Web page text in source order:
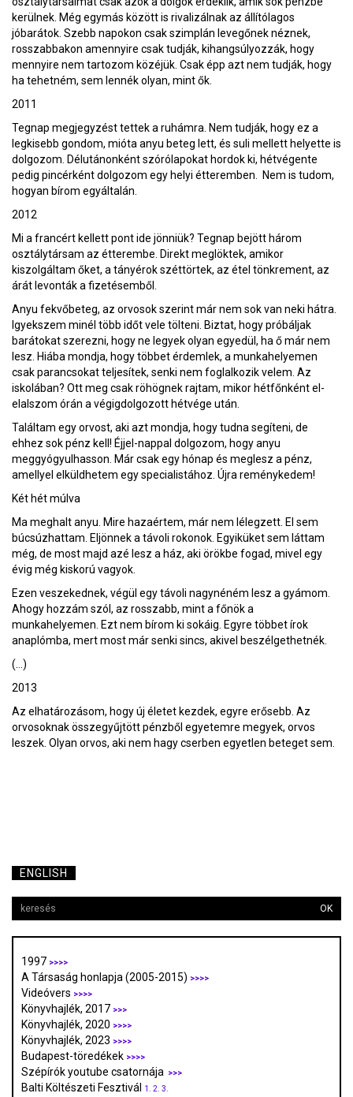
kerülnek. Még egymás között is rivalizálnak az állítólagos
jóbarátok. Szebb napokon csak szimplán levegőnek néznek,
rosszabbakon amennyire csak tudják, kihangsúlyozzák, hogy
mennyire nem tartozom közéjük. Csak épp azt nem tudják, hogy
ha tehetném, sem lennék olyan, mint ők.
2011
Tegnap megjegyzést tettek a ruhámra. Nem tudják, hogy ez a
legkisebb gondom, mióta anyu beteg lett, és suli mellett helyette is
dolgozom. Délutánonként szórólapokat hordok ki, hétvégente
pedig pincérként dolgozom egy helyi étteremben. Nem is tudom,
hogyan bírom egyáltalán.
2012
Mi a francért kellett pont ide jönniük? Tegnap bejött három
osztálytársam az étterembe. Direkt meglöktek, amikor
kiszolgáltam őket, a tányérok széttörtek, az étel tönkrement, az
árát levonták a fizetésemből.
Anyu fekvőbeteg, az orvosok szerint már nem sok van neki hátra.
Igyekszem minél több időt vele tölteni. Biztat, hogy próbáljak
barátokat szerezni, hogy ne legyek olyan egyedül, ha ő már nem
lesz. Hiába mondja, hogy többet érdemlek, a munkahelyemen
csak parancsokat teljesítek, senki nem foglalkozik velem. Az
iskolában? Ott meg csak röhögnek rajtam, mikor hétfőnként el-
elalszom órán a végigdolgozott hétvége után.
Találtam egy orvost, aki azt mondja, hogy tudna segíteni, de
ehhez sok pénz kell! Éjjel-nappal dolgozom, hogy anyu
meggyógyulhasson. Már csak egy hónap és meglesz a pénz,
amellyel elküldhetem egy specialistához. Újra reménykedem!
Két hét múlva
Ma meghalt anyu. Mire hazaértem, már nem lélegzett. El sem
búcsúzhattam. Eljönnek a távoli rokonok. Egyiküket sem láttam
még, de most majd azé lesz a ház, aki örökbe fogad, mivel egy
évig még kiskorú vagyok.
Ezen veszekednek, végül egy távoli nagynéném lesz a gyámom.
Ahogy hozzám szól, az rosszabb, mint a főnök a
munkahelyemen. Ezt nem bírom ki sokáig. Egyre többet írok
anaplómba, mert most már senki sincs, akivel beszélgethetnék.
(…)
2013
Az elhatározásom, hogy új életet kezdek, egyre erősebb. Az
orvosoknak összegyűjtött pénzből egyetemre megyek, orvos
leszek. Olyan orvos, aki nem hagy cserben egyetlen beteget sem.
ENGLISH
OK
1997 >>>>
A Társaság honlapja (2005-2015) >>>>
Videóvers >>>>
Könyvhajlék, 2017 >>>
Könyvhajlék, 2020 >>>>
Könyvhajlék, 2023 >>>>
Budapest-töredékek >>>>
Szépírók youtube csatornája >>>
Balti Költészeti Fesztivál 1. 2. 3.